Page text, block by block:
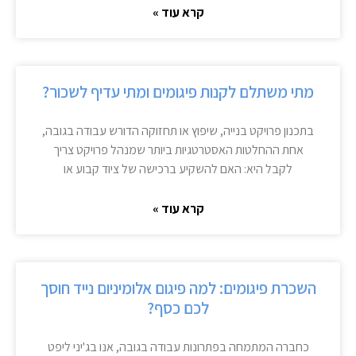
קרא עוד »
מתי משתלם לקנות פיגומים ומתי עדיף לשכור?
בתכנון פרויקט בנייה, שיפוץ או תחזוקה הדורש עבודה בגובה,
אחת ההחלטות האסטרטגיות ביותר שמנהל פרויקט צריך
לקבל היא: האם להשקיע ברכישה של ציוד קבוע או
קרא עוד »
השכרת פיגומים: למה פיגום אלומיניום נייד חוסך
לכם כסף?
כחברה המתמחה בפתרונות עבודה בגובה, אנו בג'יני ליפט